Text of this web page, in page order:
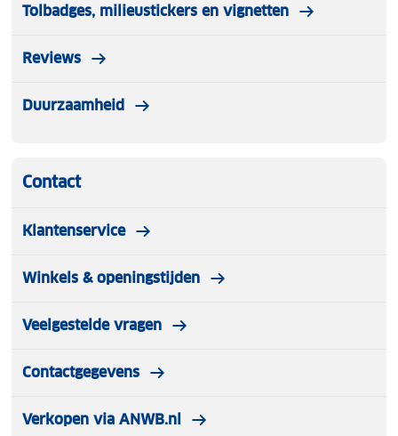
Tolbadges, milieustickers en vignetten
Reviews
Duurzaamheid
Contact
Klantenservice
Winkels & openingstijden
Veelgestelde vragen
Contactgegevens
Verkopen via ANWB.nl